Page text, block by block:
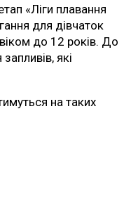
«Ліги плавання
для дівчаток
до 12 років. До
які
на таких